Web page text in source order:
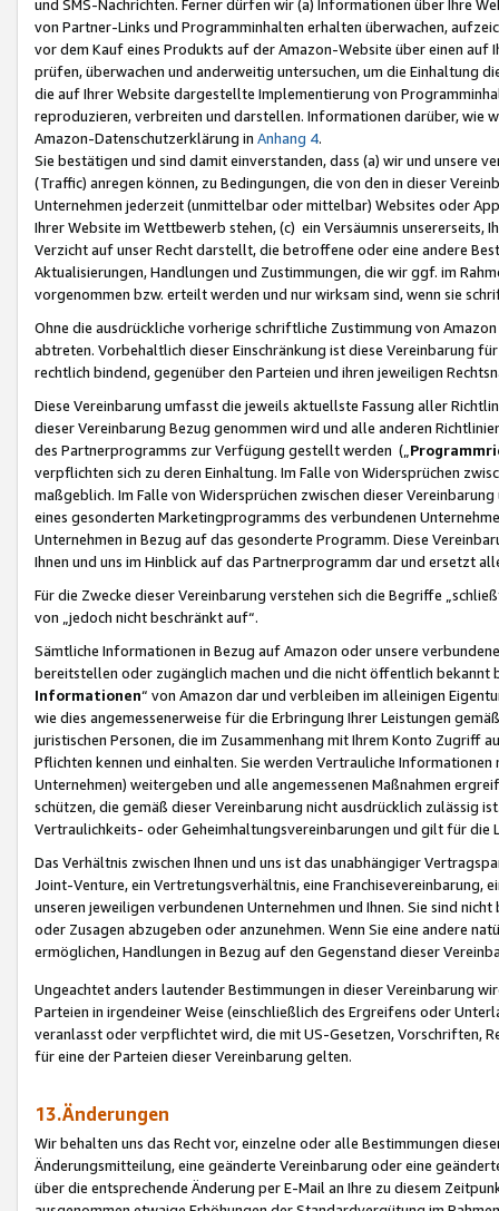
und SMS-Nachrichten. Ferner dürfen wir (a) Informationen über Ihre
von Partner-Links und Programminhalten erhalten überwachen,
vor dem Kauf eines Produkts auf der Amazon-Website über einen
prüfen, überwachen und anderweitig untersuchen, um die Einhaltung
die auf Ihrer Website dargestellte Implementierung von
reproduzieren, verbreiten und darstellen. Informationen darüber, wie
Amazon-Datenschutzerklärung in Anhang 4.
Sie bestätigen und sind damit einverstanden, dass (a) wir und
(Traffic) anregen können, zu Bedingungen, die von den in dieser
Unternehmen jederzeit (unmittelbar oder mittelbar) Websites oder
Ihrer Website im Wettbewerb stehen, (c) ein Versäumnis unsererseits,
Verzicht auf unser Recht darstellt, die betroffene oder eine andere
Aktualisierungen, Handlungen und Zustimmungen, die wir ggf. im
vorgenommen bzw. erteilt werden und nur wirksam sind, wenn sie
Ohne die ausdrückliche vorherige schriftliche Zustimmung von
abtreten. Vorbehaltlich dieser Einschränkung ist diese Vereinbarung
rechtlich bindend, gegenüber den Parteien und ihren jeweiligen
Diese Vereinbarung umfasst die jeweils aktuellste Fassung aller
dieser Vereinbarung Bezug genommen wird und alle anderen
des Partnerprogramms zur Verfügung gestellt werden („
verpflichten sich zu deren Einhaltung. Im Falle von Widersprüchen
maßgeblich. Im Falle von Widersprüchen zwischen dieser
eines gesonderten Marketingprogramms des verbundenen
Unternehmen in Bezug auf das gesonderte Programm. Diese
Ihnen und uns im Hinblick auf das Partnerprogramm dar und ersetzt
Für die Zwecke dieser Vereinbarung verstehen sich die Begriffe
von „jedoch nicht beschränkt auf“.
Sämtliche Informationen in Bezug auf Amazon oder unsere
bereitstellen oder zugänglich machen und die nicht öffentlich
Informationen“ von Amazon dar und verbleiben im alleinigen
wie dies angemessenerweise für die Erbringung Ihrer Leistungen
juristischen Personen, die im Zusammenhang mit Ihrem Konto
Pflichten kennen und einhalten. Sie werden Vertrauliche
Unternehmen) weitergeben und alle angemessenen Maßnahmen
schützen, die gemäß dieser Vereinbarung nicht ausdrücklich zulässig
Vertraulichkeits- oder Geheimhaltungsvereinbarungen und gilt für die
Das Verhältnis zwischen Ihnen und uns ist das unabhängiger
Joint-Venture, ein Vertretungsverhältnis, eine Franchisevereinbarung,
unseren jeweiligen verbundenen Unternehmen und Ihnen. Sie sind
oder Zusagen abzugeben oder anzunehmen. Wenn Sie eine andere
ermöglichen, Handlungen in Bezug auf den Gegenstand dieser
Ungeachtet anders lautender Bestimmungen in dieser Vereinbarung
Parteien in irgendeiner Weise (einschließlich des Ergreifens oder
veranlasst oder verpflichtet wird, die mit US-Gesetzen, Vorschriften,
für eine der Parteien dieser Vereinbarung gelten.
13.Änderungen
Wir behalten uns das Recht vor, einzelne oder alle Bestimmungen
Änderungsmitteilung, eine geänderte Vereinbarung oder eine
über die entsprechende Änderung per E-Mail an Ihre zu diesem